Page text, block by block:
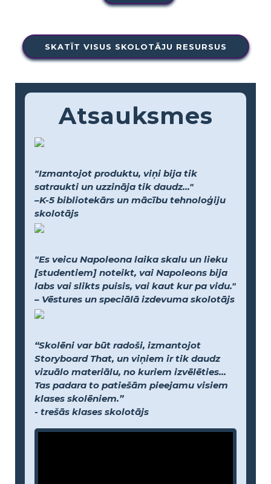
SKATĪT VISUS SKOLOTĀJU RESURSUS
Atsauksmes
"Izmantojot produktu, viņi bija tik
satraukti un uzzināja tik daudz..."
–K-5 bibliotekārs un mācību tehnoloģiju
skolotājs
"Es veicu Napoleona laika skalu un lieku
[studentiem] noteikt, vai Napoleons bija
labs vai slikts puisis, vai kaut kur pa vidu."
– Vēstures un speciālā izdevuma skolotājs
“Skolēni var būt radoši, izmantojot
Storyboard That, un viņiem ir tik daudz
vizuālo materiālu, no kuriem izvēlēties...
Tas padara to patiešām pieejamu visiem
klases skolēniem.”
- trešās klases skolotājs